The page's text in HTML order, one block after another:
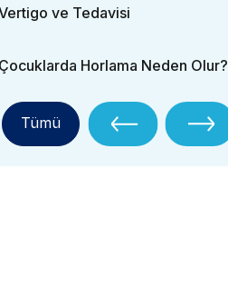
ve Tedavisi
Çocuklarda Horlama Neden Olur?
Tümü